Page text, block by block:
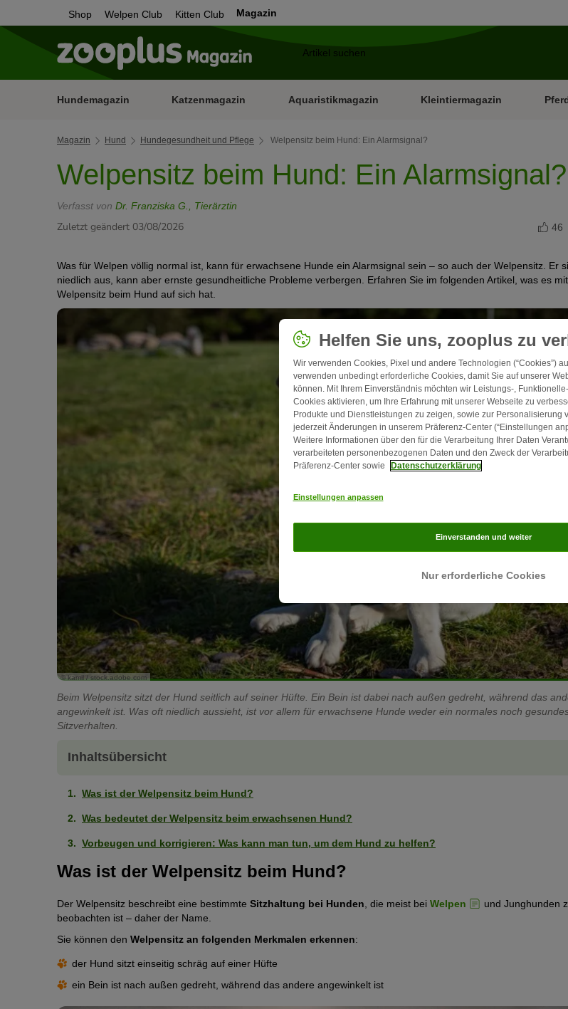
Shop Welpen Club Kitten Club Magazin
Hundemagazin Katzenmagazin Aquaristikmagazin Kleintiermagazin
Magazin Hund Hundegesundheit und Pflege Welpensitz beim Hund: Ein Alarmsignal?
Welpensitz beim Hund: Ein Alarmsignal?
Verfasst von Dr. Franziska G., Tierärztin
Zuletzt geändert 03/08/2026 46
Was für Welpen völlig normal ist, kann für erwachsene Hunde ein Alarmsignal sein – so auch der Welpensitz. Er
niedlich aus, kann aber ernste gesundheitliche Probleme verbergen. Erfahren Sie im folgenden Artikel, was es
Welpensitz beim Hund auf sich hat.
© kamil / stock.adobe.com
Beim Welpensitz sitzt der Hund seitlich auf seiner Hüfte. Ein Bein ist dabei nach außen gedreht, während das
angewinkelt ist. Was oft niedlich aussieht, ist vor allem für erwachsene Hunde weder ein normales noch
Sitzverhalten.
Inhaltsübersicht
Was ist der Welpensitz beim Hund?
Was bedeutet der Welpensitz beim erwachsenen Hund?
Vorbeugen und korrigieren: Was kann man tun, um dem Hund zu helfen?
Was ist der Welpensitz beim Hund?
Der Welpensitz beschreibt eine bestimmte Sitzhaltung bei Hunden , die meist bei Welpen
und Junghunden
beobachten ist – daher der Name.
Sie können den Welpensitz an folgenden Merkmalen erkennen:
der Hund sitzt einseitig schräg auf einer Hüfte
ein Bein ist nach außen gedreht, während das andere angewinkelt ist
Helfen Sie uns, zooplus zu
Wir verwenden Cookies, Pixel und andere Technologien (“Cookies”)
verwenden unbedingt erforderliche Cookies, damit Sie auf unserer
können. Mit Ihrem Einverständnis möchten wir Leistungs-,
Cookies aktivieren, um Ihre Erfahrung mit unserer Webseite zu
Produkte und Dienstleistungen zu zeigen, sowie zur Personalisierung
jederzeit Änderungen in unserem Präferenz-Center (“Einstellungen
Weitere Informationen über den für die Verarbeitung Ihrer Daten
verarbeiteten personenbezogenen Daten und den Zweck der
Präferenz-Center sowie
Datenschutzerklärung
Einstellungen anpassen
Nur erforderliche Cookies
Einverstanden und weiter